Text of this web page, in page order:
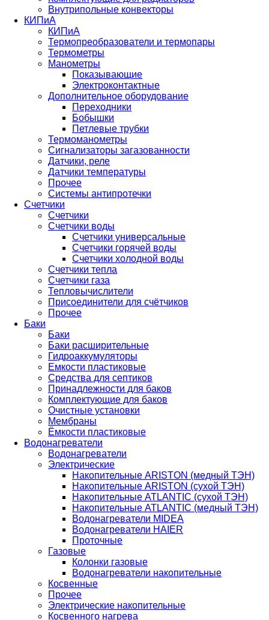
Внутрипольные конвекторы
КИПиА
КИПиА
Термопреобразователи и термопары
Термометры
Манометры
Показывающие
Электроконтактные
Дополнительное оборудование
Переходники
Бобышки
Петлевые трубки
Термоманометры
Сигнализаторы загазованности
Датчики, реле
Датчики температуры
Прочее
Системы антипротечки
Счетчики
Счетчики
Счетчики воды
Счетчики универсальные
Счетчики горячей воды
Счетчики холодной воды
Счетчики тепла
Счетчики газа
Тепловычислители
Присоединители для счётчиков
Прочее
Баки
Баки
Баки расширительные
Гидроаккумуляторы
Емкости пластиковые
Средства для септиков
Принадлежности для баков
Комплектующие для баков
Очистные установки
Мембраны
Ёмкости пластиковые
Водонагреватели
Водонагреватели
Электрические
Накопительные ARISTON (медный ТЭН)
Накопительные ARISTON (сухой ТЭН)
Накопительные ATLANTIC (сухой ТЭН)
Накопительные ATLANTIC (медный ТЭН)
Водонагреватели MIDEA
Водонагреватели HAIER
Проточные
Газовые
Колонки газовые
Водонагреватели накопительные
Косвенные
Прочее
Электрические накопительные
Косвенного нагрева